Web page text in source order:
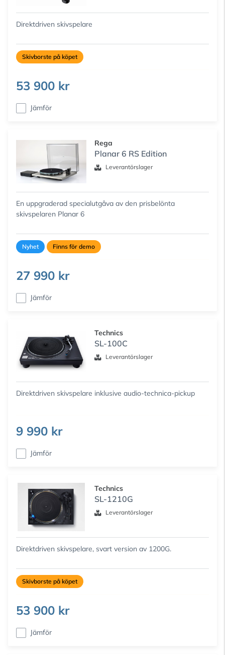
Direktdriven skivspelare
Skivborste på köpet
53 900 kr
Jämför
Rega
Planar 6 RS Edition
Leverantörslager
En uppgraderad specialutgåva av den prisbelönta
skivspelaren Planar 6
Nyhet Finns för demo
27 990 kr
Jämför
Technics
SL-100C
Leverantörslager
Direktdriven skivspelare inklusive audio-technica-pickup
9 990 kr
Jämför
Technics
SL-1210G
Leverantörslager
Direktdriven skivspelare, svart version av 1200G.
Skivborste på köpet
53 900 kr
Jämför